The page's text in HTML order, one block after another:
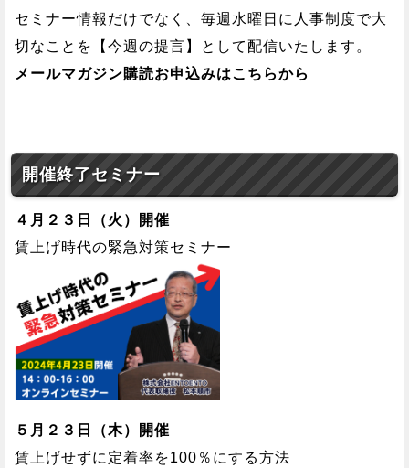
セミナー情報だけでなく、毎週水曜日に人事制度で大
切なことを【今週の提言】として配信いたします。
メールマガジン購読お申込みはこちらから
開催終了セミナー
４月２３日（火）開催
賃上げ時代の緊急対策セミナー
５月２３日（木）開催
賃上げせずに定着率を100％にする方法